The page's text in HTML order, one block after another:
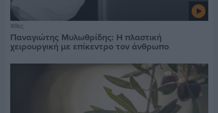
Χθες
Παναγιώτης Μυλωθρίδης: Η πλαστική
χειρουργική με επίκεντρο τον άνθρωπο